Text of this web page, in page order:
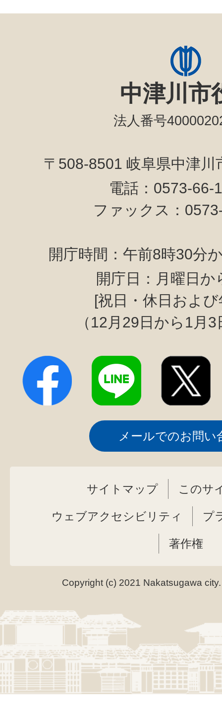
中津川市
法人番号
〒508-8501 岐阜県中津
電話：0573-
ファックス：
開庁時間：午前8時30分
開庁日：月曜日か
[祝日・休日およ
（12月29日から1月
メールでのお問い
サイトマップ このサ
ウェブアクセシビリティ プ
著作権
Copyright (c) 2021 Nakatsugawa